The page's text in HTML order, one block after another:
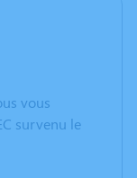
vous
survenu le